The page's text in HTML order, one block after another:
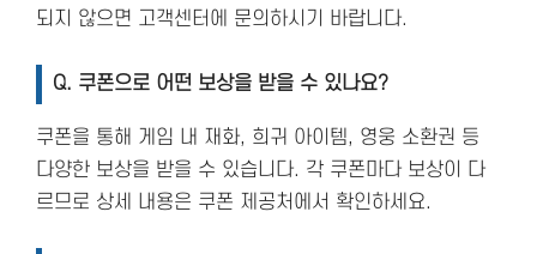
되지 않으면 고객센터에 문의하시기 바랍니다.
Q. 쿠폰으로 어떤 보상을 받을 수 있나요?
쿠폰을 통해 게임 내 재화, 희귀 아이템, 영웅 소환권 등
다양한 보상을 받을 수 있습니다. 각 쿠폰마다 보상이 다
르므로 상세 내용은 쿠폰 제공처에서 확인하세요.